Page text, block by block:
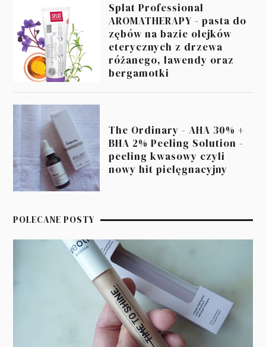
Splat Professional
AROMATHERAPY - pasta do
zębów na bazie olejków
eterycznych z drzewa
różanego, lawendy oraz
bergamotki
The Ordinary - AHA 30% +
BHA 2% Peeling Solution -
peeling kwasowy czyli
nowy hit pielęgnacyjny
POLECANE POSTY